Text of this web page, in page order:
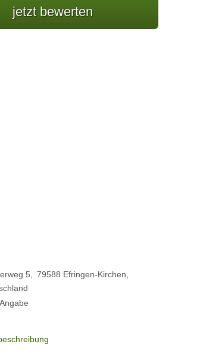
jetzt bewerten
5 79588 Efringen-Kirchen